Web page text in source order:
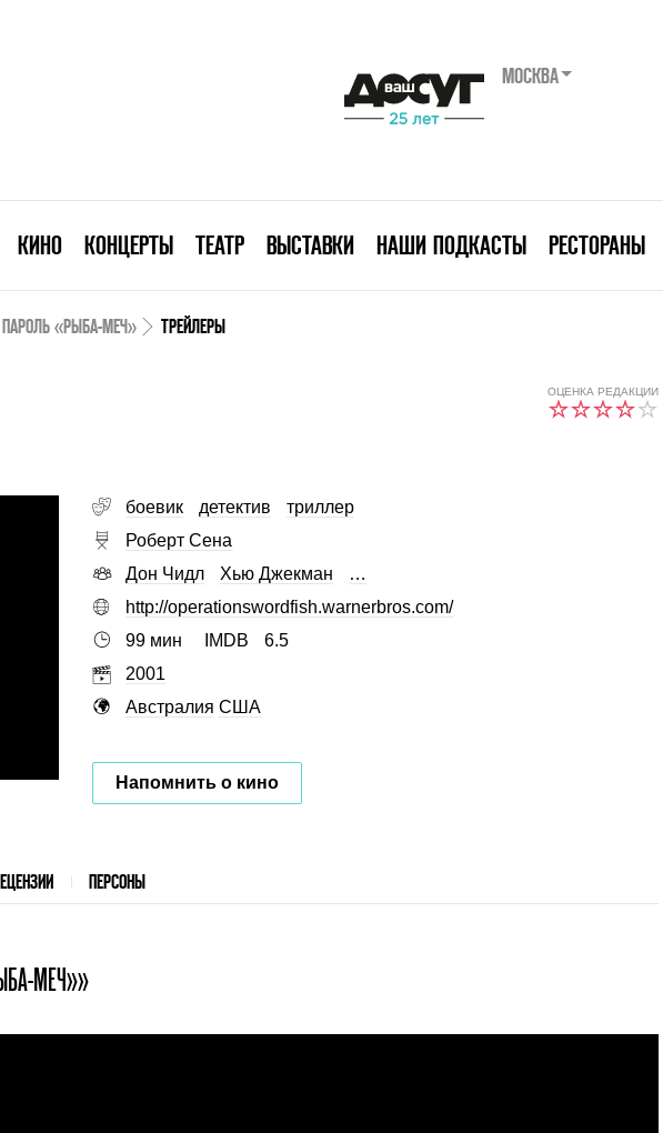
МОСКВА
КИНО КОНЦЕРТЫ ТЕАТР ВЫСТАВКИ НАШИ ПОДКАСТЫ РЕСТОРАНЫ
ПАРОЛЬ «РЫБА-МЕЧ» ТРЕЙЛЕРЫ
ОЦЕНКА РЕДАКЦИИ
боевик детектив
триллер
Роберт Сена
Дон Чидл
Хью Джекман
…
http://operationswordfish.warnerbros.com/
99 мин
IMDB
6.5
2001
Австралия США
Напомнить о кино
ПЕРСОНЫ
МЕЧ»»